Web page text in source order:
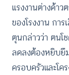
แรงงานต่างด้า
ของโรงงาน กา
ตุนกล่าวว่า ตนโ
ลดลงต้องหยิบยื
ครอบครัวและโ